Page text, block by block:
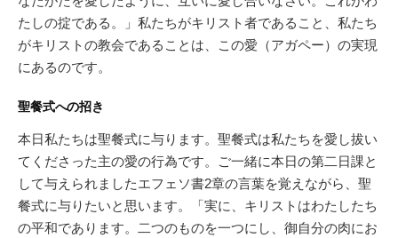
たしの掟である。」私たちがキリスト者であること、私たち
がキリストの教会であることは、この愛（アガペー）の実現
にあるのです。
聖餐式への招き
本日私たちは聖餐式に与ります。聖餐式は私たちを愛し拔い
てくださった主の愛の行為です。ご一緒に本日の第二日課と
して与えられましたエフェソ書2章の言葉を覚えながら、聖
餐式に与りたいと思います。「実に、キリストはわたしたち
の平和であります。二つのものを一つにし、御自分の肉にお